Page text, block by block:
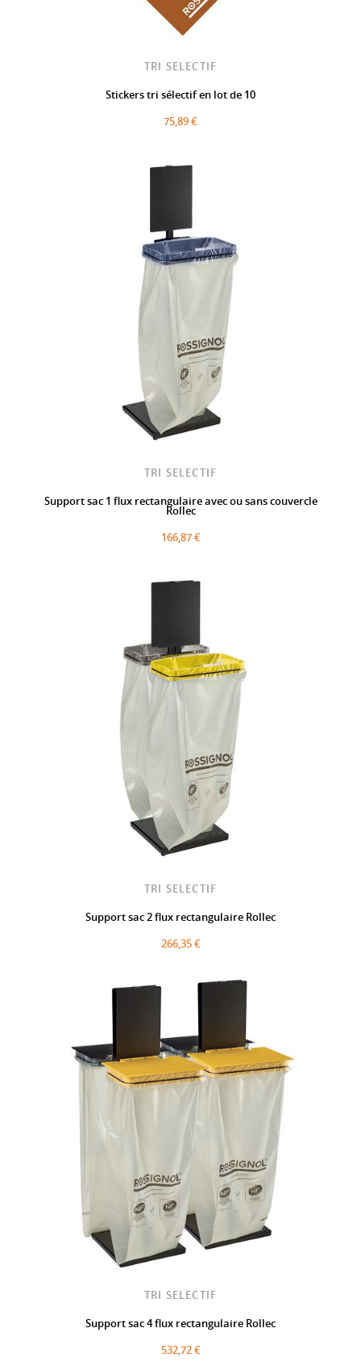
TRI SELECTIF
Stickers tri sélectif en lot de 10
75,89 €
TRI SELECTIF
Support sac 1 flux rectangulaire avec ou sans couvercle
Rollec
166,87 €
TRI SELECTIF
Support sac 2 flux rectangulaire Rollec
266,35 €
TRI SELECTIF
Support sac 4 flux rectangulaire Rollec
532,72 €